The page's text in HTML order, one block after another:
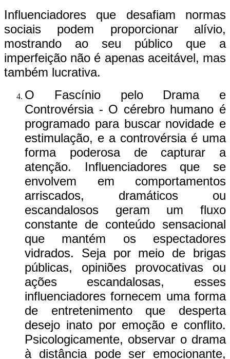
Influenciadores que desafiam normas
sociais podem proporcionar alívio,
mostrando ao seu público que a
imperfeição não é apenas aceitável, mas
também lucrativa.
O Fascínio pelo Drama e
Controvérsia - O cérebro humano é
programado para buscar novidade e
estimulação, e a controvérsia é uma
forma poderosa de capturar a
atenção. Influenciadores que se
envolvem em comportamentos
arriscados, dramáticos ou
escandalosos geram um fluxo
constante de conteúdo sensacional
que mantém os espectadores
vidrados. Seja por meio de brigas
públicas, opiniões provocativas ou
ações escandalosas, esses
influenciadores fornecem uma forma
de entretenimento que desperta
desejo inato por emoção e conflito.
Psicologicamente, observar o drama
à distância pode ser emocionante,